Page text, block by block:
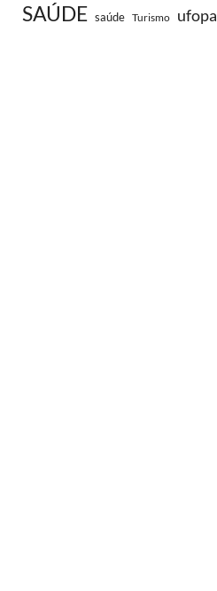
SAÚDE saúde Turismo ufopa